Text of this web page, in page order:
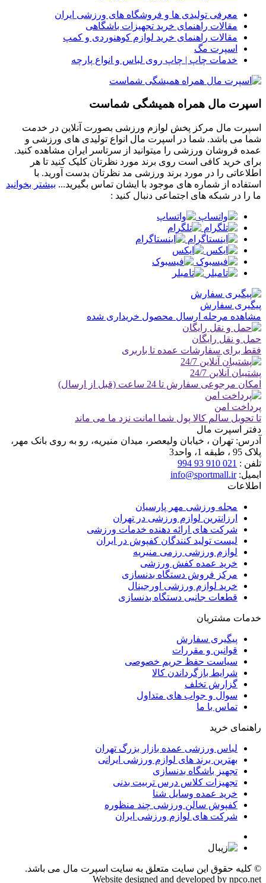
معرفی تولیدی ها و فروشگاه های ورزشی ایران
مقالات راهنمای خرید تجهیزات باشگاهی
مقالات راهنمای خرید لوازم کوهنوردی و کمپ
اسپرت مگ
خدمات چاپ | چاپ روی لباس و انواع پارچه
اسپرت مال همراه همیشگی شماست
اسپرت مال مرکز پخش لوازم ورزشی بصورت آنلاین در خدمت
شما می باشد. شما در اسپرت مال انواع تولیدی های ورزشی و
عمده فروشان ورزشی را میتوانید از سرتاسر ایران مشاهده کنید.
برای خرید کافی است روی برند مورد نظرتان کلیک کنید تا هر
اطلاعاتی را در مورد برند ورزشی مد نظرتان بدست آورید. با
استفاده از شماره های موجود با ایشان تماس بگیرید... بیشتر بخوانید
ما را در شبکه های اجتماعی دنبال کنید :
پیگیری سفارش
مشاهده مرحله ارسال محصول خریداری شده
حمل و نقل رایگان
فقط برای سفارشات عمده تا باربری
پشتیبان آنلاین 24/7
امکان مرجوعی سفارش تا 24 ساعت (قبل از ارسال)
پرداخت امن
تا تحویل سالم کالا پول شما امانت نزد ما می ماند
دفتر اسپرت مال
آدرس: تهران ، خیابان ولیعصر، میدان منیریه، رو به روی بانک مهر،
پلاک 95 ، طبقه 1، واحد3
تلفن : 021 910 93 994
ایمیل:info@sportmall.ir
اطلاعات
مجله ورزشی مهر پارسیان
ارزانترین لوازم ورزشی در تهران
شرکت های ارائه دهنده خدمات ورزشی
لیست تولید کنندگان کفپوش در ایران
لوازم ورزشی رزمی منیریه
خرید عمده کفش ورزشی
مرکز فروش دستگاه بدنسازی
خرید لوازم ورزشی اورجینال
قطعات جانبی دستگاه بدنسازی
خدمات مشتریان
پیگیری سفارش
قوانین و مقررات
سیاست حفظ حریم خصوصی
شرایط بازگرداندن کالا
گزارش تخلف
سوال و جواب های متداول
تماس با ما
راهنمای خرید
لباس ورزشی عمده بازار بزرگ تهران
بهترین برند های لوازم ورزشی ایرانی
تجهیز باشگاه بدنسازی
تجهیزات کلاس درس تربیت بدنی
خرید عمده وسایل شنا
کفپوش سالن ورزشی چند منظوره
شرکت های لوازم ورزشی ایران
© کلیه حقوق این سایت متعلق به سایت اسپرت مال می باشد.
Website designed and developed by npco.net